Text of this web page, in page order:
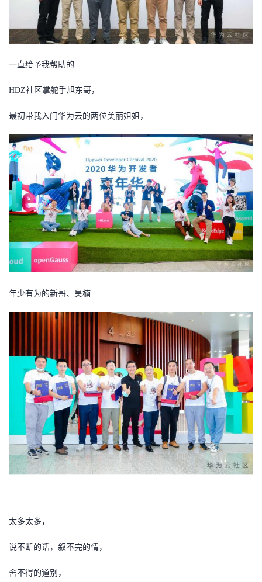
一直给予我帮助的
HDZ社区掌舵手旭东哥，
最初带我入门华为云的两位美丽姐姐，
年少有为的新哥、昊楠
太多太多，
说不断的话，叙不完的情，
舍不得的道别，